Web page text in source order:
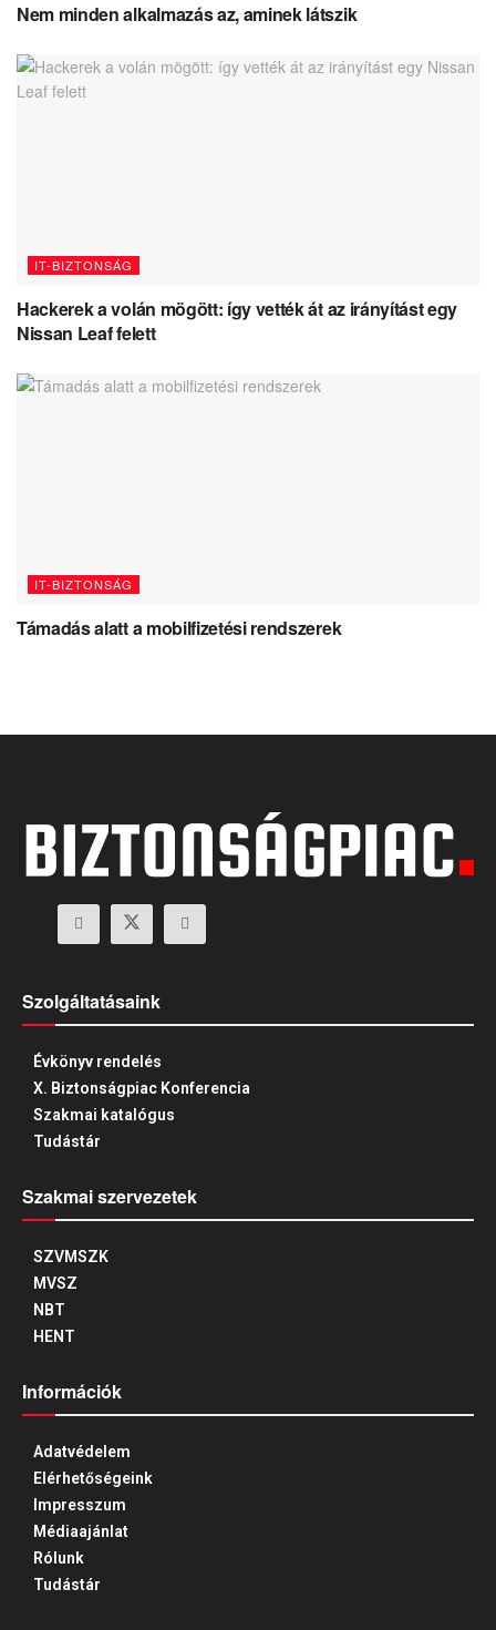
Nem minden alkalmazás az, aminek látszik
IT-BIZTONSÁG
Hackerek a volán mögött: így vették át az irányítást egy
Nissan Leaf felett
IT-BIZTONSÁG
Támadás alatt a mobilfizetési rendszerek
Szolgáltatásaink
Évkönyv rendelés
X. Biztonságpiac Konferencia
Szakmai katalógus
Tudástár
Szakmai szervezetek
SZVMSZK
MVSZ
NBT
HENT
Információk
Adatvédelem
Elérhetőségeink
Impresszum
Médiaajánlat
Rólunk
Tudástár